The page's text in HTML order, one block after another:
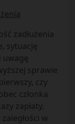
zadłużenia
sytuację
uwagę
sprawie
czy
członka
zapłaty,
w